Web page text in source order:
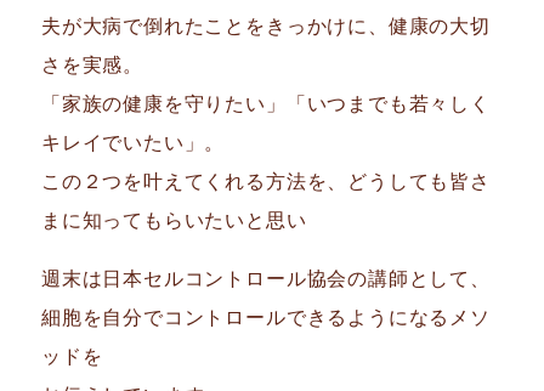
夫が大病で倒れたことをきっかけに、健康の大切
さを実感。
「家族の健康を守りたい」「いつまでも若々しく
キレイでいたい」。
この２つを叶えてくれる方法を、どうしても皆さ
まに知ってもらいたいと思い
週末は日本セルコントロール協会の講師として、
細胞を自分でコントロールできるようになるメソ
ッドを